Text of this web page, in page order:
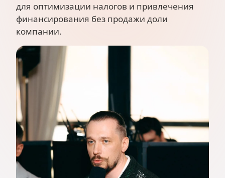
для оптимизации налогов и привлечения
финансирования без продажи доли
компании.